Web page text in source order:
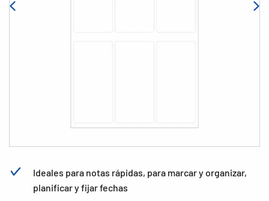
Ideales para notas rápidas, para marcar y organizar,
planificar y fijar fechas